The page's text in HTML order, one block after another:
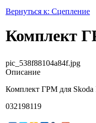
Вернуться к: Сцепление
Комплект
pic_538f88104a84f.jpg
Описание
Комплект ГРМ для Skoda
032198119